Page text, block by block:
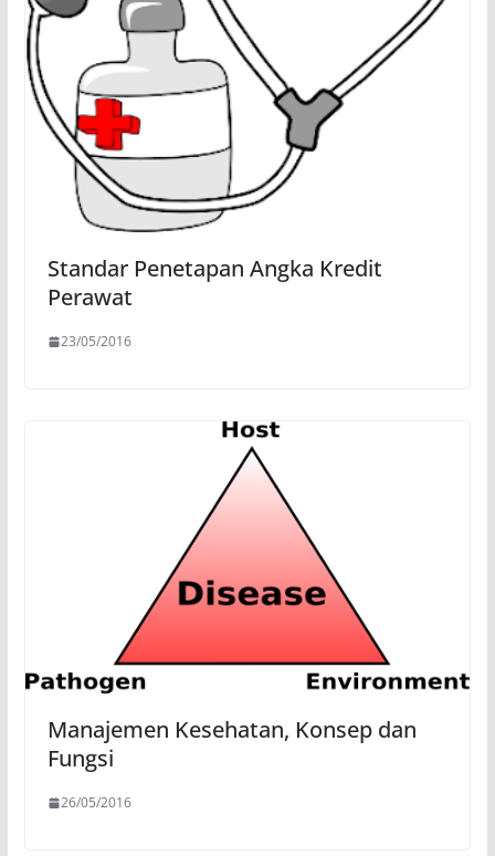
Standar Penetapan Angka Kredit
Perawat
23/05/2016
Manajemen Kesehatan, Konsep dan
Fungsi
26/05/2016